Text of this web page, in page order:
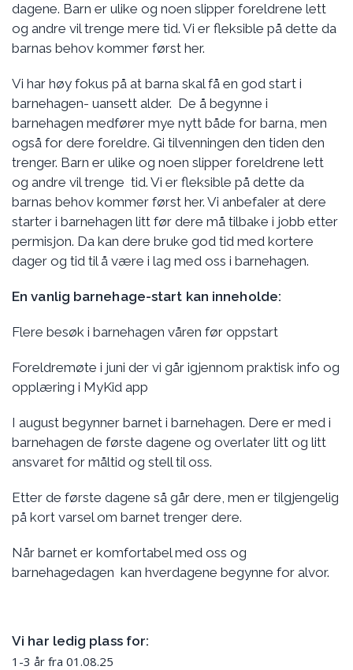
dagene. Barn er ulike og noen slipper foreldrene lett
og andre vil trenge mere tid. Vi er fleksible på dette da
barnas behov kommer først her.
Vi har høy fokus på at barna skal få en god start i
barnehagen- uansett alder. De å begynne i
barnehagen medfører mye nytt både for barna, men
også for dere foreldre. Gi tilvenningen den tiden den
trenger. Barn er ulike og noen slipper foreldrene lett
og andre vil trenge tid. Vi er fleksible på dette da
barnas behov kommer først her. Vi anbefaler at dere
starter i barnehagen litt før dere må tilbake i jobb etter
permisjon. Da kan dere bruke god tid med kortere
dager og tid til å være i lag med oss i barnehagen.
En vanlig barnehage-start kan inneholde:
Flere besøk i barnehagen våren før oppstart
Foreldremøte i juni der vi går igjennom praktisk info og
opplæring i MyKid app
I august begynner barnet i barnehagen. Dere er med i
barnehagen de første dagene og overlater litt og litt
ansvaret for måltid og stell til oss.
Etter de første dagene så går dere, men er tilgjengelig
på kort varsel om barnet trenger dere.
Når barnet er komfortabel med oss og
barnehagedagen kan hverdagene begynne for alvor.
Vi har ledig plass for:
1-3 år fra 01.08.25